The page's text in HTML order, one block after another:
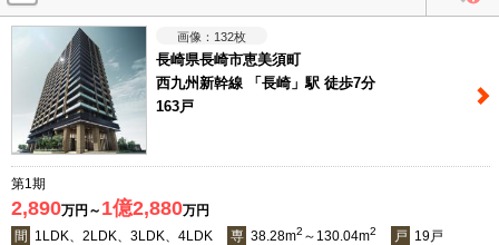
132枚
長崎県長崎市恵美須町
西九州新幹線 「長崎」駅 徒歩7分
163戸
第1期
2,890万円～ 1億2,880万円
間
1LDK、2LDK、3LDK、4LDK 専 38.28m2 ～130.04m2 戸 19戸